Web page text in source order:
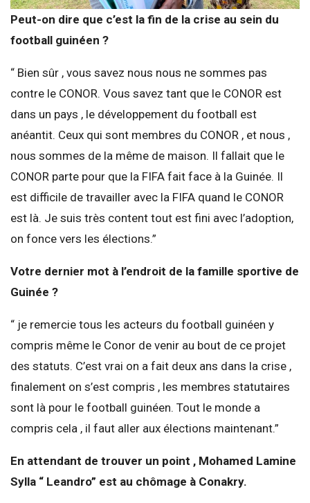
Peut-on dire que c’est la fin de la crise au sein du
football guinéen ?
“ Bien sûr , vous savez nous nous ne sommes pas
contre le CONOR. Vous savez tant que le CONOR est
dans un pays , le développement du football est
anéantit. Ceux qui sont membres du CONOR , et nous ,
nous sommes de la même de maison. Il fallait que le
CONOR parte pour que la FIFA fait face à la Guinée. Il
est difficile de travailler avec la FIFA quand le CONOR
est là. Je suis très content tout est fini avec l’adoption,
on fonce vers les élections.”
Votre dernier mot à l’endroit de la famille sportive de
Guinée ?
“ je remercie tous les acteurs du football guinéen y
compris même le Conor de venir au bout de ce projet
des statuts. C’est vrai on a fait deux ans dans la crise ,
finalement on s’est compris , les membres statutaires
sont là pour le football guinéen. Tout le monde a
compris cela , il faut aller aux élections maintenant.”
En attendant de trouver un point , Mohamed Lamine
Sylla “ Leandro” est au chômage à Conakry.